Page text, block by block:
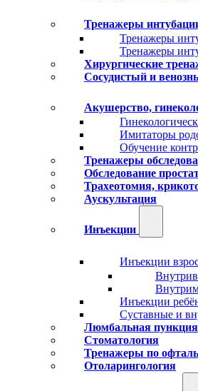
Тренажеры
Тренажеры
Тренажеры
Хирургические
Сосудистый и
Акушерство,
Имитаторы
Обучение
Тренажеры
Обследование
Трахеотомия,
Аускультация
Инъекции
Инъекции
Инъекции
Суставные и
Люмбальная пункция
Стоматология
Тренажеры по
Отоларингология